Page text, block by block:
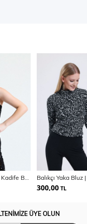
Balıkçı Yaka Bluz
300,00 TL
ÜYE OLUN